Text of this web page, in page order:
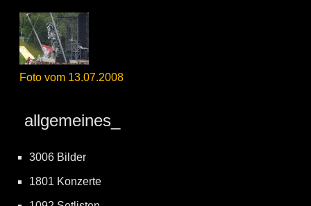
Foto vom 13.07.2008
allgemeines_
3006 Bilder
1801 Konzerte